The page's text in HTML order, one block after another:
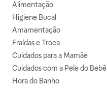
Alimentação
Higiene Bucal
Amamentação
Fraldas e Troca
Cuidados para a Mamãe
Cuidados com a Pele do Bebê
Hora do Banho